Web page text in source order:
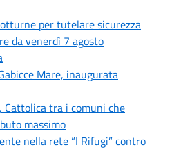
per tutelare sicurezza
da venerdì 7 agosto
Mare, inaugurata
Cattolica tra i comuni che
massimo
nella rete “I Rifugi” contro